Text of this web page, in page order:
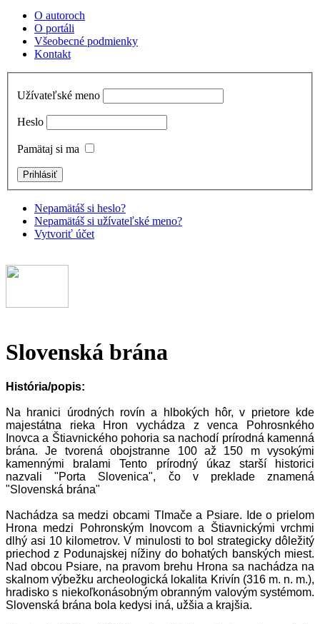
O autoroch
O portáli
Všeobecné podmienky
Kontakt
Užívateľské meno
Heslo
Pamätaj si ma
Nepamätáš si heslo?
Nepamätáš si užívateľské meno?
Vytvoriť účet
Slovenská brána
História/popis:
Na hranici úrodných rovín a hlbokých hôr, v prietore kde
majestátna rieka Hron vychádza z venca Pohrosnkého
Inovca a Štiavnického pohoria sa nachodí prírodná kamenná
brána. Je tvorená obojstranne 100 až 150 m vysokými
kamennými bralami Tento prírodný úkaz starší historici
nazvali "Porta Slovenica", čo v preklade znamená
"Slovenská brána"
Nachádza sa medzi obcami Tlmače a Psiare. Ide o prielom
Hrona medzi Pohronským Inovcom a Štiavnickými vrchmi
dlhý asi 10 kilometrov. V minulosti to bol strategicky dôležitý
priechod z Podunajskej nížiny do bohatých banských miest.
Nad obcou Psiare, na pravom brehu Hrona sa nachádza na
skalnom výbežku archeologická lokalita Krivín (316 m. n. m.),
hradisko s niekoľkonásobným obranným valovým systémom.
Slovenská brána bola kedysi iná, užšia a krajšia.